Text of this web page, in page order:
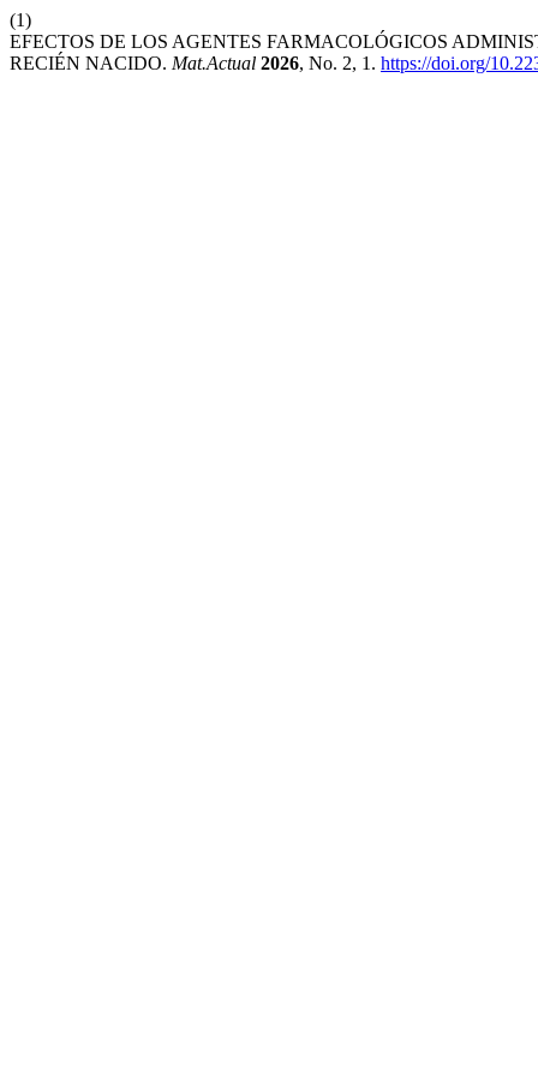
(1)
EFECTOS DE LOS AGENTES FARMACOLÓGICOS
RECIÉN NACIDO. Mat.Actual 2026, No. 2, 1. https://doi.org/